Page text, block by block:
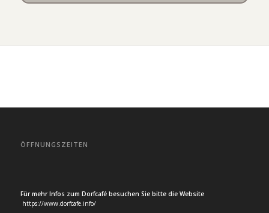
ÖFFNUNGSZEITEN
Für mehr Infos zum Dorfcafé besuchen Sie bitte die Website
https://www.dorfcafe.info/